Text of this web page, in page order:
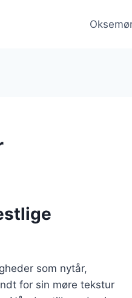
som nytår,
for sin møre tekstur